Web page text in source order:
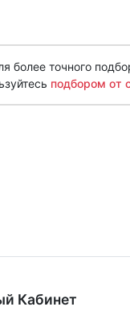
более точного
подбором от
Кабинет